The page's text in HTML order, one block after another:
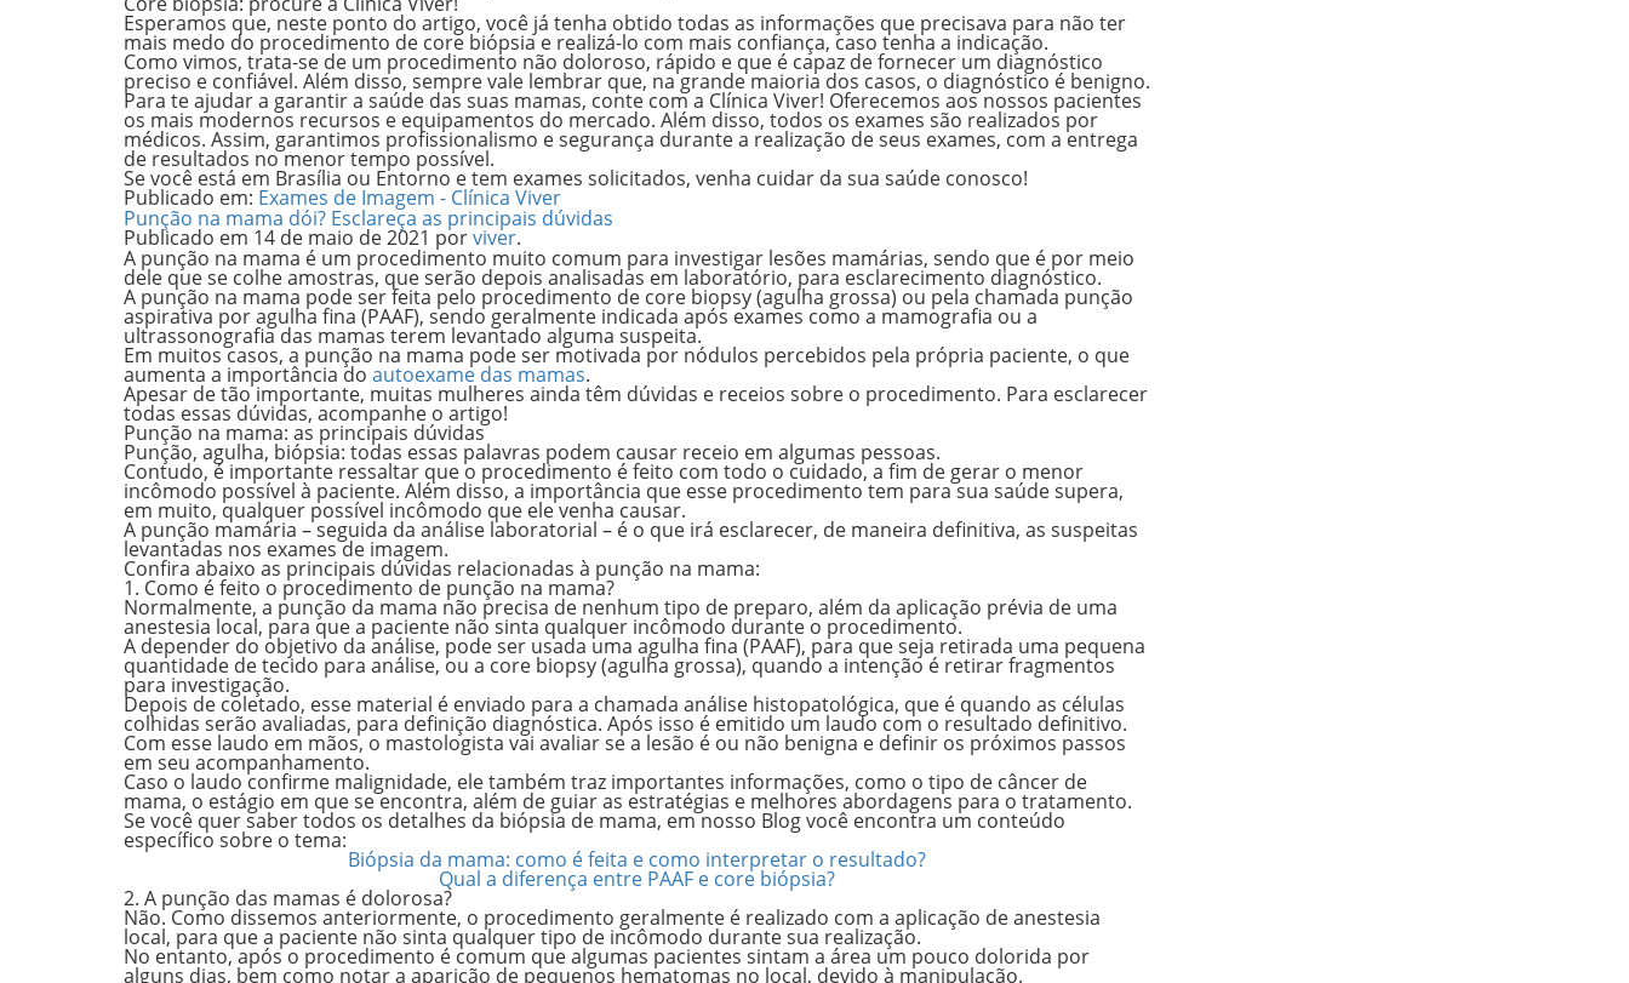
Esperamos que, neste ponto do artigo, você já tenha obtido todas as informações que precisava para não ter
mais medo do procedimento de core biópsia e realizá-lo com mais confiança, caso tenha a indicação.
Como vimos, trata-se de um procedimento não doloroso, rápido e que é capaz de fornecer um diagnóstico
preciso e confiável. Além disso, sempre vale lembrar que, na grande maioria dos casos, o diagnóstico é benigno.
Para te ajudar a garantir a saúde das suas mamas, conte com a Clínica Viver! Oferecemos aos nossos pacientes
os mais modernos recursos e equipamentos do mercado. Além disso, todos os exames são realizados por
médicos. Assim, garantimos profissionalismo e segurança durante a realização de seus exames, com a entrega
de resultados no menor tempo possível.
Se você está em Brasília ou Entorno e tem exames solicitados, venha cuidar da sua saúde conosco!
Publicado em: Exames de Imagem - Clínica Viver
Punção na mama dói? Esclareça as principais dúvidas
Publicado em 14 de maio de 2021 porviver.
A punção na mama é um procedimento muito comum para investigar lesões mamárias, sendo que é por meio
dele que se colhe amostras, que serão depois analisadas em laboratório, para esclarecimento diagnóstico.
A punção na mama pode ser feita pelo procedimento de core biopsy(agulha grossa) ou pela chamada punção
aspirativa por agulha fina (PAAF), sendo geralmente indicada após exames como a mamografia ou a
ultrassonografia das mamas terem levantado alguma suspeita.
Em muitos casos, a punção na mama pode ser motivada por nódulos percebidos pela própria paciente, o que
aumenta a importância do autoexame das mamas.
Apesar de tão importante, muitas mulheres ainda têm dúvidas e receios sobre o procedimento. Para esclarecer
todas essas dúvidas, acompanhe o artigo!
Punção na mama: as principais dúvidas
Punção, agulha, biópsia: todas essas palavras podem causar receio em algumas pessoas.
Contudo, é importante ressaltar que o procedimento é feito com todo o cuidado, a fim de gerar o menor
incômodo possível à paciente. Além disso, a importância que esse procedimento tem para sua saúde supera,
em muito, qualquer possível incômodo que ele venha causar.
A punção mamária – seguida da análise laboratorial – é o que irá esclarecer, de maneira definitiva, as suspeitas
levantadas nos exames de imagem.
Confira abaixo as principais dúvidas relacionadas à punção na mama:
1. Como é feito o procedimento de punção na mama?
Normalmente, a punção da mama não precisa de nenhum tipo de preparo, além da aplicação prévia de uma
anestesia local, para que a paciente não sinta qualquer incômodo durante o procedimento.
A depender do objetivo da análise, pode ser usada uma agulha fina (PAAF), para que seja retirada uma pequena
quantidade de tecido para análise, ou a core biopsy (agulha grossa), quando a intenção é retirar fragmentos
para investigação.
Depois de coletado, esse material é enviado para a chamada análise histopatológica, que é quando as células
colhidas serão avaliadas, para definição diagnóstica. Após isso é emitido um laudo com o resultado definitivo.
Com esse laudo em mãos, o mastologista vai avaliar se a lesão é ou não benigna e definir os próximos passos
em seu acompanhamento.
Caso o laudo confirme malignidade, ele também traz importantes informações, como o tipo de câncer de
mama, o estágio em que se encontra, além de guiar as estratégias e melhores abordagens para o tratamento.
Se você quer saber todos os detalhes da biópsia de mama, em nosso Blog você encontra um conteúdo
específico sobre o tema:
Biópsia da mama: como é feita e como interpretar o resultado?
Qual a diferença entre PAAF e core biópsia?
2. A punção das mamas é dolorosa?
Não. Como dissemos anteriormente, o procedimento geralmente é realizado com a aplicação de anestesia
local, para que a paciente não sinta qualquer tipo de incômodo durante sua realização.
No entanto, após o procedimento é comum que algumas pacientes sintam a área um pouco dolorida por
alguns dias, bem como notar a aparição de pequenos hematomas no local, devido à manipulação.